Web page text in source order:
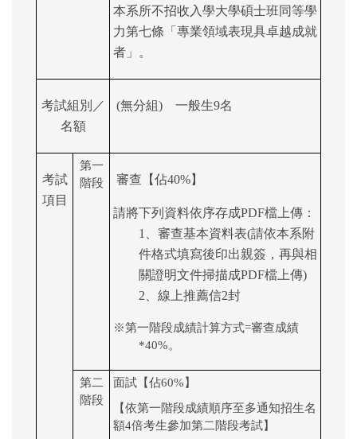
本系所不招收入學大學碩士班同等學
力第七條「專業領域表現具卓越成就
者」。
考試組別／
名額
(無分組) 一般生9名
考試
項目
第一
階段
審查【佔40%】
請將下列資料依序存成PDF檔上傳：
1、審查基本資料表(請依本系附
件格式填寫後印出親簽，再與相
關證明文件掃描成PDF檔上傳)
2、線上推薦信2封
※第一階段成績計算方式=審查成績
*40%。
第二
階段
面試【佔60%】
【依第一階段成績順序至多通知招生名
額4倍考生參加第二階段考試】